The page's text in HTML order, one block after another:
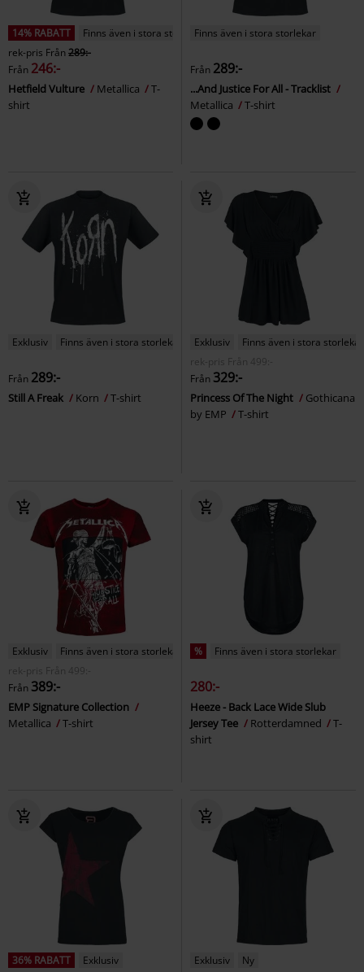
14% RABATT
Finns även i stora storlekar
rek-pris Från289:-
Från 246:-
Hetfield Vulture Metallica
T-
shirt
Finns även i stora storlekar
Från 289:-
...And Justice For All - Tracklist
Metallica
T-shirt
Exklusiv Finns även i stora storlekar
Från 289:-
Still A Freak Korn T-shirt
Exklusiv
Finns även i stora storlekar
rek-pris
Från
499:-
Från 329:-
Princess Of The Night
Gothicana
by EMP
T-shirt
Exklusiv
Finns även i stora storlekar
rek-pris
Från
499:-
Från 389:-
EMP Signature Collection
Metallica
T-shirt
% Finns även i stora storlekar
280:-
Heeze - Back Lace Wide Slub
Jersey Tee
Rotterdamned
T-
shirt
36% RABATT
Exklusiv
Exklusiv Ny